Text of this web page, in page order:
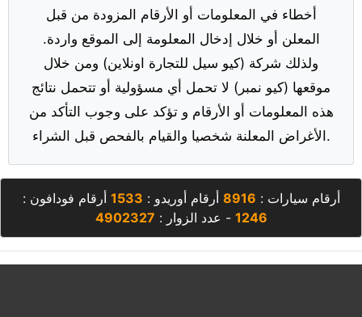
أخطاء في المعلومات أو الأرقام المزودة من قبل
المعلن أو خلال إدخال المعلومة إلى الموقع واردة.
ولذلك شركة (كيو سيل للتجارة اونلاين) ومن خلال
موقعها (كيو نمبر) لا تحمل أي مسؤولية أو تتحمل نتائج
هذه المعلومات أو الأرقام و تؤكد على وجوب التأكد من
الأغراض المعلنة شخصيا والقيام بالفحص قبل الشراء.
أرقام سيارات : 8916 أرقام أوريدو : 1533 أرقام فودافون :
1246 - عدد الزوار : 4902327